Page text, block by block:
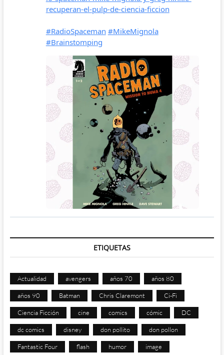
ETIQUETAS
Actualidad avengers años 70 años 80
años 90 Batman Chris Claremont Ci-Fi
Ciencia Ficción cine comics cómic DC
dc comics disney don pollito don pollon
Fantastic Four flash humor image